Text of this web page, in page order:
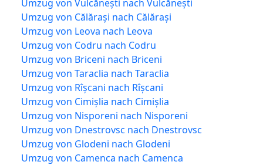
Umzug von Vulcănești nach Vulcănești
Umzug von Călărași nach Călărași
Umzug von Leova nach Leova
Umzug von Codru nach Codru
Umzug von Briceni nach Briceni
Umzug von Taraclia nach Taraclia
Umzug von Rîșcani nach Rîșcani
Umzug von Cimișlia nach Cimișlia
Umzug von Nisporeni nach Nisporeni
Umzug von Dnestrovsc nach Dnestrovsc
Umzug von Glodeni nach Glodeni
Umzug von Camenca nach Camenca